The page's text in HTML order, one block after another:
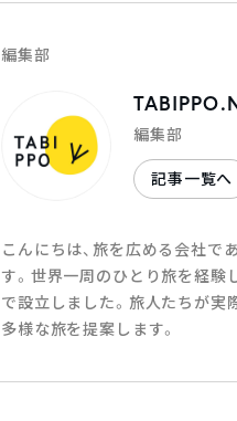
編集部
編集部
記事一覧へ
こんにちは、旅を広める会社で
す。世界一周のひとり旅を経験
で設立しました。旅人たちが実
多様な旅を提案します。